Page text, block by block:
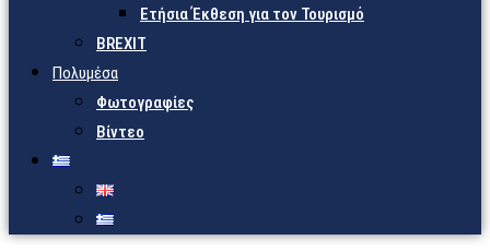
Ετήσια Έκθεση για τον Τουρισμό
BREXIT
Πολυμέσα
Φωτογραφίες
Βίντεο